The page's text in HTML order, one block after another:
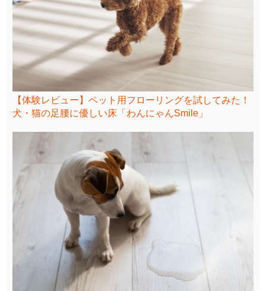
【体験レビュー】ペット用フローリングを試してみた！
犬・猫の足腰に優しい床「わんにゃんSmile」